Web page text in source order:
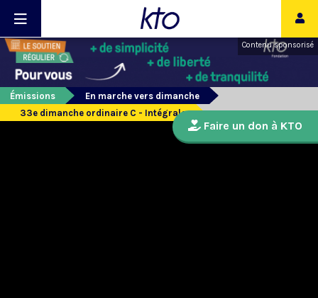
Contenu sponsorisé
Émissions
En marche vers dimanche
33e dimanche ordinaire C - Intégrale
Faire un don à KTO